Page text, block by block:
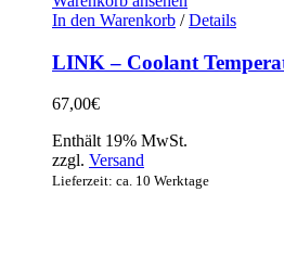
In den Warenkorb / Details
LINK – Coolant
67,00€
Enthält 19% MwSt.
zzgl. Versand
Lieferzeit: ca. 10 Werktage